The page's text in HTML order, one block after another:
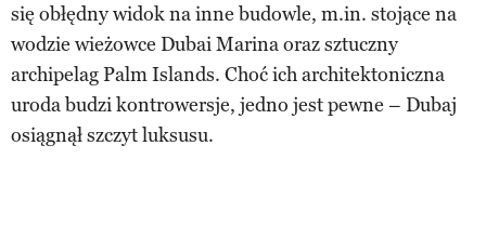
się obłędny widok na inne budowle, m.in. stojące na
wodzie wieżowce Dubai Marina oraz sztuczny
archipelag Palm Islands. Choć ich architektoniczna
uroda budzi kontrowersje, jedno jest pewne – Dubaj
osiągnął szczyt luksusu.